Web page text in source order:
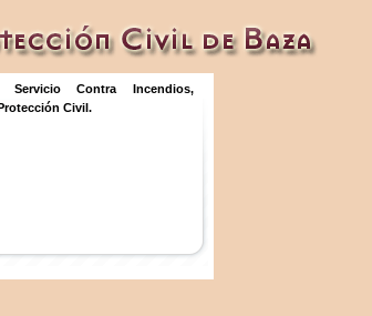
Servicio Contra Incendios,
Civil.